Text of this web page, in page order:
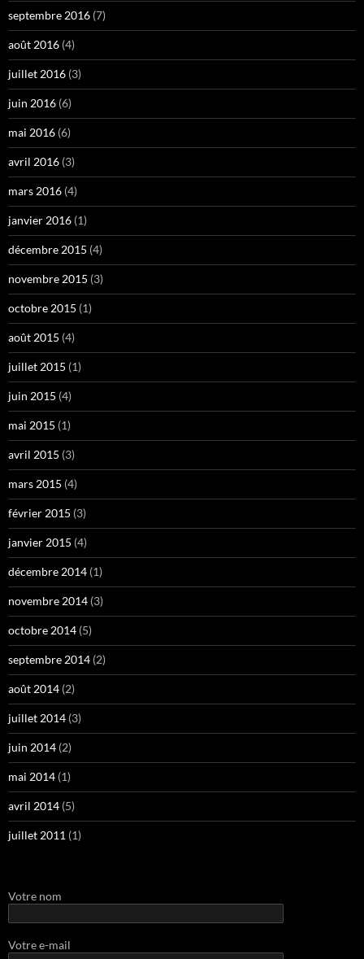
septembre 2016 (7)
août 2016 (4)
juillet 2016 (3)
juin 2016 (6)
mai 2016 (6)
avril 2016 (3)
mars 2016 (4)
janvier 2016 (1)
décembre 2015 (4)
novembre 2015 (3)
octobre 2015 (1)
août 2015 (4)
juillet 2015 (1)
juin 2015 (4)
mai 2015 (1)
avril 2015 (3)
mars 2015 (4)
février 2015 (3)
janvier 2015 (4)
décembre 2014 (1)
novembre 2014 (3)
octobre 2014 (5)
septembre 2014 (2)
août 2014 (2)
juillet 2014 (3)
juin 2014 (2)
mai 2014 (1)
avril 2014 (5)
juillet 2011 (1)
Votre nom
Votre e-mail